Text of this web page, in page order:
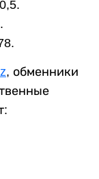
, обменники